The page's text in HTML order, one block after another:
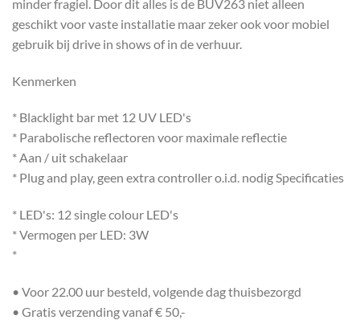
minder fragiel. Door dit alles is de BUV263 niet alleen
geschikt voor vaste installatie maar zeker ook voor mobiel
gebruik bij drive in shows of in de verhuur.
Kenmerken
* Blacklight bar met 12 UV LED's
* Parabolische reflectoren voor maximale reflectie
* Aan / uit schakelaar
* Plug and play, geen extra controller o.i.d. nodig Specificaties
* LED's: 12 single colour LED's
* Vermogen per LED: 3W
*
• Voor 22.00 uur besteld, volgende dag thuisbezorgd
• Gratis verzending vanaf € 50,-